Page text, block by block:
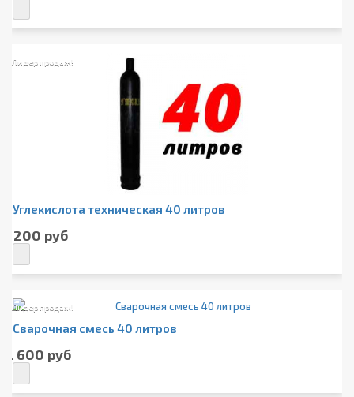
Лидер продаж!
Углекислота техническая 40 литров
1 200 руб
Лидер продаж!
Сварочная смесь 40 литров
2 600 руб